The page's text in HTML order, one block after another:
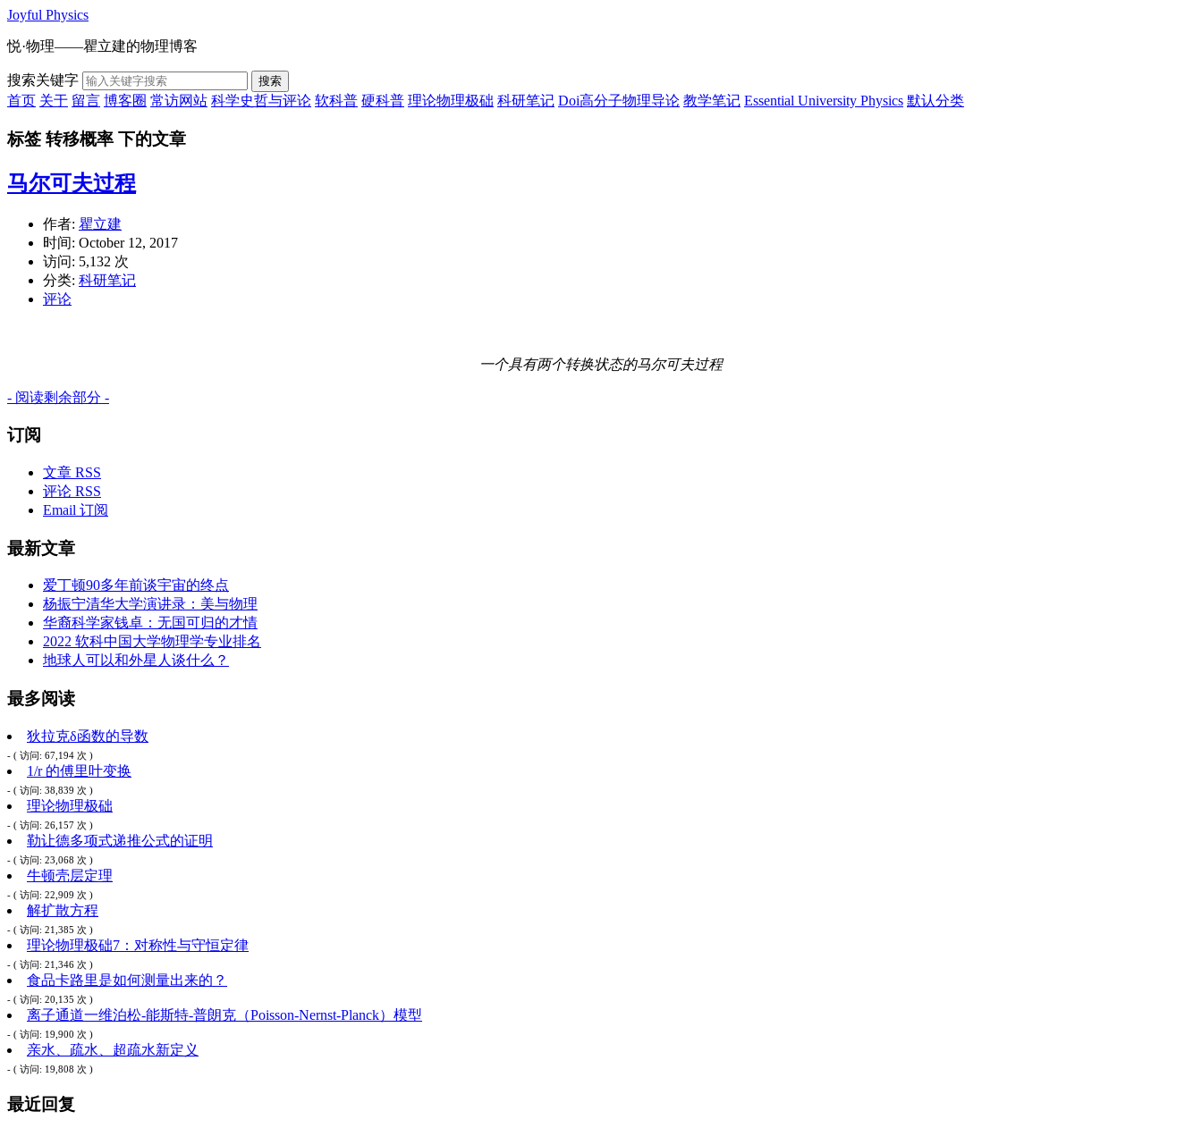
Joyful Physics
悦·物理——瞿立建的物理博客
搜索关键字 搜索
首页 关于 留言 博客圈 常访网站 科学史哲与评论 软科普 硬科普 理论物理极础 科研笔记 Doi高分子物理导论 教学笔记 Essential University Physics 默认分类
标签 转移概率 下的文章
马尔可夫过程
作者: 瞿立建
时间: October 12, 2017
访问: 5,132 次
分类: 科研笔记
评论
一个具有两个转换状态的马尔可夫过程
- 阅读剩余部分 -
订阅
文章 RSS
评论 RSS
Email 订阅
最新文章
爱丁顿90多年前谈宇宙的终点
杨振宁清华大学演讲录：美与物理
华裔科学家钱卓：无国可归的才情
2022 软科中国大学物理学专业排名
地球人可以和外星人谈什么？
最多阅读
狄拉克δ函数的导数
- ( 访问: 67,194 次 )
1/r 的傅里叶变换
- ( 访问: 38,839 次 )
理论物理极础
- ( 访问: 26,157 次 )
勒让德多项式递推公式的证明
- ( 访问: 23,068 次 )
牛顿壳层定理
- ( 访问: 22,909 次 )
解扩散方程
- ( 访问: 21,385 次 )
理论物理极础7：对称性与守恒定律
- ( 访问: 21,346 次 )
食品卡路里是如何测量出来的？
- ( 访问: 20,135 次 )
离子通道一维泊松-能斯特-普朗克（Poisson-Nernst-Planck）模型
- ( 访问: 19,900 次 )
亲水、疏水、超疏水新定义
- ( 访问: 19,808 次 )
最近回复